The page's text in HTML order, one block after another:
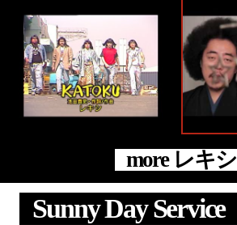
more レキシ
Sunny Day Service